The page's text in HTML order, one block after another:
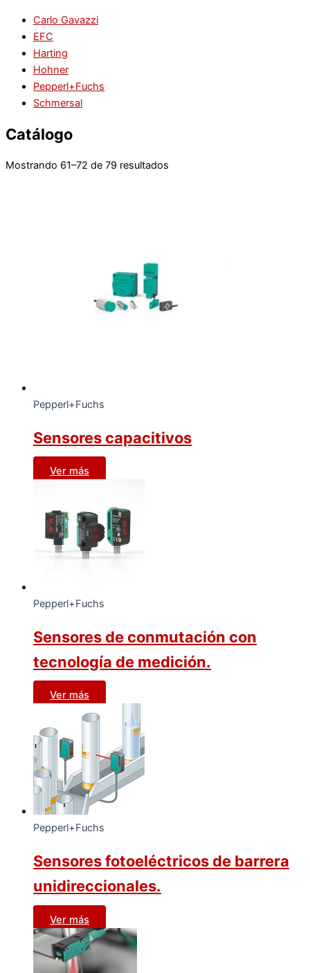
Carlo Gavazzi
EFC
Harting
Hohner
Pepperl+Fuchs
Schmersal
Catálogo
Mostrando 61–72 de 79 resultados
Pepperl+Fuchs
Sensores capacitivos
Ver más
Pepperl+Fuchs
Sensores de conmutación con
tecnología de medición.
Ver más
Pepperl+Fuchs
Sensores fotoeléctricos de barrera
unidireccionales.
Ver más